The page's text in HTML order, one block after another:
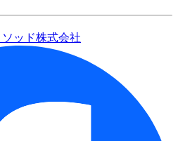
ッド株式会社